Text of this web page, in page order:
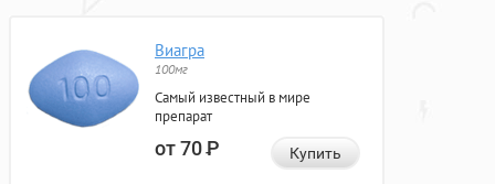
Виагра
100мг
Самый известный в мире
препарат
от 70Р Купить